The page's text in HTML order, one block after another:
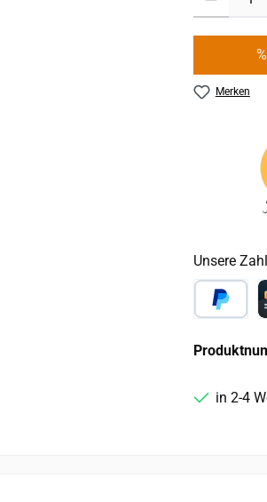
Merken
Unsere
in 2-4